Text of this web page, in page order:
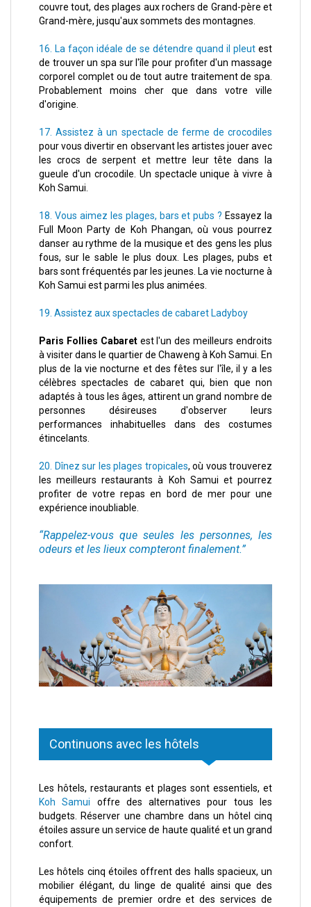
couvre tout, des plages aux rochers de Grand-père et
Grand-mère, jusqu'aux sommets des montagnes.
16. La façon idéale de se détendre quand il pleut est
de trouver un spa sur l'île pour profiter d'un massage
corporel complet ou de tout autre traitement de spa.
Probablement moins cher que dans votre ville
d'origine.
17. Assistez à un spectacle de ferme de crocodiles
pour vous divertir en observant les artistes jouer avec
les crocs de serpent et mettre leur tête dans la
gueule d'un crocodile. Un spectacle unique à vivre à
Koh Samui.
18. Vous aimez les plages, bars et pubs ? Essayez la
Full Moon Party de Koh Phangan, où vous pourrez
danser au rythme de la musique et des gens les plus
fous, sur le sable le plus doux. Les plages, pubs et
bars sont fréquentés par les jeunes. La vie nocturne à
Koh Samui est parmi les plus animées.
19. Assistez aux spectacles de cabaret Ladyboy
Paris Follies Cabaretest l'un des meilleurs endroits
à visiter dans le quartier de Chaweng à Koh Samui. En
plus de la vie nocturne et des fêtes sur l'île, il y a les
célèbres spectacles de cabaret qui, bien que non
adaptés à tous les âges, attirent un grand nombre de
personnes désireuses d'observer leurs
performances inhabituelles dans des costumes
étincelants.
20. Dînez sur les plages tropicales, où vous trouverez
les meilleurs restaurants à Koh Samui et pourrez
profiter de votre repas en bord de mer pour une
expérience inoubliable.
“Rappelez-vous que seules les personnes, les
odeurs et les lieux compteront finalement.”
Continuons avec les hôtels
Les hôtels, restaurants et plages sont essentiels, et
Koh Samui offre des alternatives pour tous les
budgets. Réserver une chambre dans un hôtel cinq
étoiles assure un service de haute qualité et un grand
confort.
Les hôtels cinq étoiles offrent des halls spacieux, un
mobilier élégant, du linge de qualité ainsi que des
équipements de premier ordre et des services de